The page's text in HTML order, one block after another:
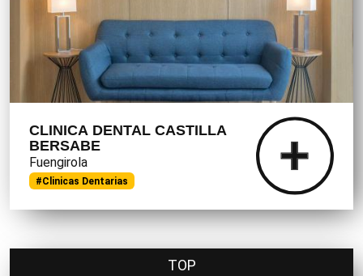
CLINICA DENTAL CASTILLA
BERSABE
Fuengirola
#Clinicas Dentarias
TOP